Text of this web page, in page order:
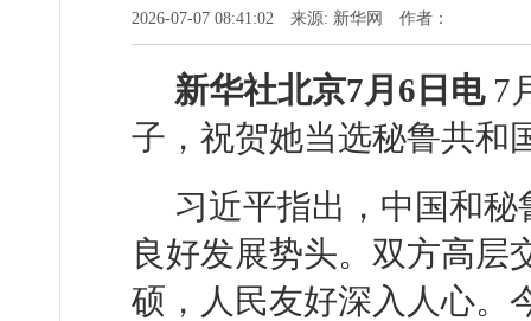
2026-07-07 08:41:02 来源: 新华网 作者：
新华社北京7月6日电 7
子，祝贺她当选秘鲁共和
习近平指出，中国和
良好发展势头。双方高层
硕，人民友好深入人心。